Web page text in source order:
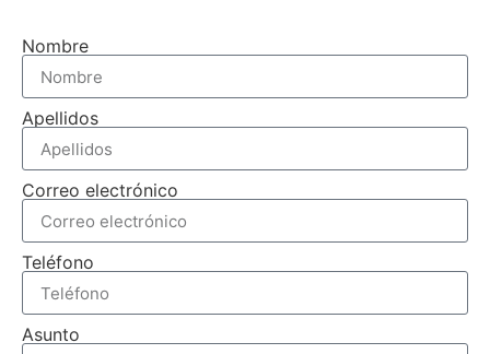
Nombre
Apellidos
Correo electrónico
Teléfono
Asunto